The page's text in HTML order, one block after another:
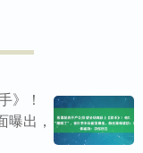
》！
曝出，